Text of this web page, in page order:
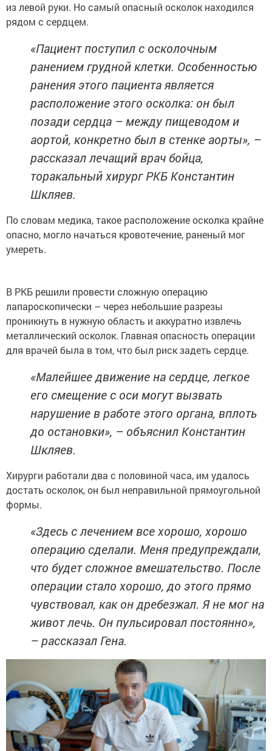
из левой руки. Но самый опасный осколок находился
рядом с сердцем.
«Пациент поступил с осколочным
ранением грудной клетки. Особенностью
ранения этого пациента является
расположение этого осколка: он был
позади сердца – между пищеводом и
аортой, конкретно был в стенке аорты», –
рассказал лечащий врач бойца,
торакальный хирург РКБ Константин
Шкляев.
По словам медика, такое расположение осколка крайне
опасно, могло начаться кровотечение, раненый мог
умереть.
В РКБ решили провести сложную операцию
лапароскопически – через небольшие разрезы
проникнуть в нужную область и аккуратно извлечь
металлический осколок. Главная опасность операции
для врачей была в том, что был риск задеть сердце.
«Малейшее движение на сердце, легкое
его смещение с оси могут вызвать
нарушение в работе этого органа, вплоть
до остановки», – объяснил Константин
Шкляев.
Хирурги работали два с половиной часа, им удалось
достать осколок, он был неправильной прямоугольной
формы.
«Здесь с лечением все хорошо, хорошо
операцию сделали. Меня предупреждали,
что будет сложное вмешательство. После
операции стало хорошо, до этого прямо
чувствовал, как он дребезжал. Я не мог на
живот лечь. Он пульсировал постоянно»,
– рассказал Гена.